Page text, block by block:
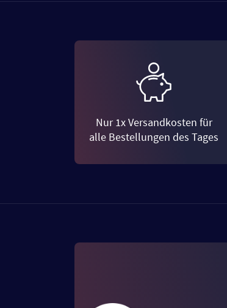
Nur 1x Versandkosten für
alle Bestellungen des Tages